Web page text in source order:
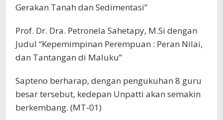
Gerakan Tanah dan Sedimentasi”
Prof. Dr. Dra. Petronela Sahetapy, M.Si dengan
Judul “Kepemimpinan Perempuan : Peran Nilai,
dan Tantangan di Maluku”
Sapteno berharap, dengan pengukuhan 8 guru
besar tersebut, kedepan Unpatti akan semakin
berkembang. (MT-01)